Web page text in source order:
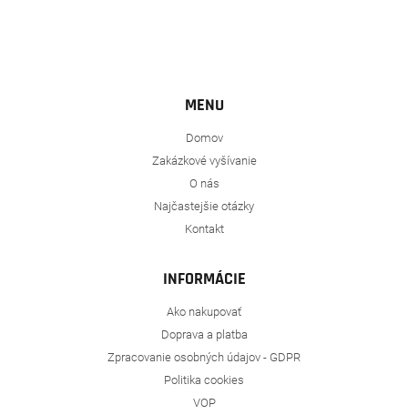
MENU
Domov
Zakázkové vyšívanie
O nás
Najčastejšie otázky
Kontakt
INFORMÁCIE
Ako nakupovať
Doprava a platba
Zpracovanie osobných údajov - GDPR
Politika cookies
VOP